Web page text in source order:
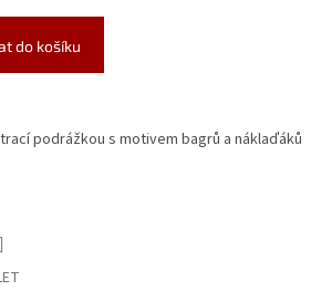
do košíku
podrážkou s motivem bagrů a náklaďáků